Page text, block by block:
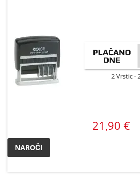
2 Vrstic
21,90 €
NAROČI